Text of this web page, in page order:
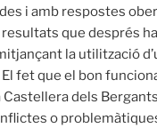
i amb respostes
resultats que després
la utilització
fet que el bon
dels
o